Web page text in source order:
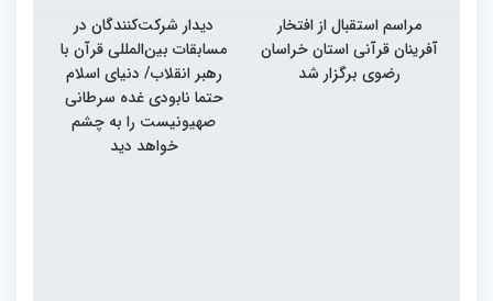
مراسم استقبال از افتخار
آفرینان قرآنی استان خراسان
رضوی برگزار شد
دیدار شرکت‌کنندگان در
مسابقات بین‌المللی قرآن با
رهبر انقلاب/ دنیای اسلام
حتما نابودی غده سرطانی
صهیونیست را به چشم
خواهد دید